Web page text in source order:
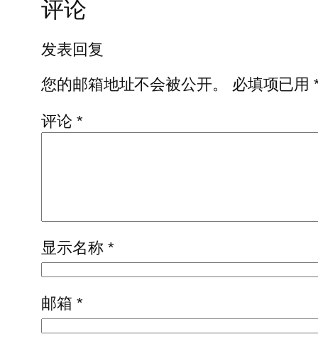
评论
发表回复
您的邮箱地址不会被公开。
必填项已用
评论 *
显示名称 *
邮箱 *